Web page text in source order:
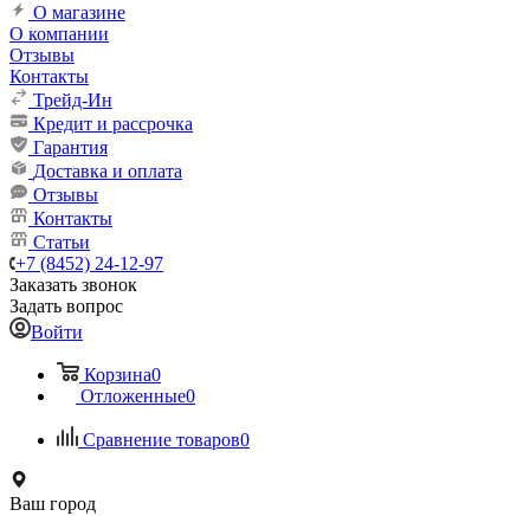
О магазине
О компании
Отзывы
Контакты
Трейд-Ин
Кредит и рассрочка
Гарантия
Доставка и оплата
Отзывы
Контакты
Статьи
+7 (8452) 24-12-97
Заказать звонок
Задать вопрос
Войти
Корзина0
Отложенные0
Сравнение товаров0
Ваш город